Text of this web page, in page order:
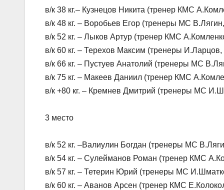
в/к 38 кг.– Кузнецов Никита (тренер КМС
в/к 48 кг. – Воробьев Егор (тренеры МС
в/к 52 кг. – Лыков Артур (тренер КМС
в/к 60 кг. – Терехов Максим (тренеры
в/к 66 кг. – Пустуев Анатолий (тренеры МС
в/к 75 кг. – Макеев Даниил (тренер КМС
в/к +80 кг. – Кремнев Дмитрий (тренеры МС
3 место
в/к 52 кг. –Валиулин Богдан (тренеры МС
в/к 54 кг. – Сулейманов Роман (тренер КМС
в/к 57 кг. – Тетерин Юрий (тренеры МС
в/к 60 кг. – Аванов Арсен (тренер КМС